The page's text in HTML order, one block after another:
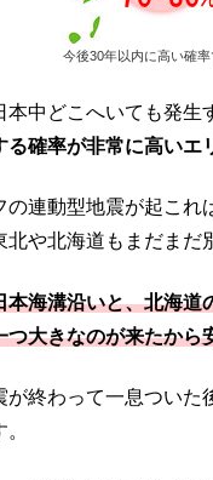
今後30年以内に高い確
本中どこへいても発生
る確率が非常に高いエ
の連動型地震が起これ
北や北海道もまだまだ
本海溝沿いと、北海道
つ大きなのが来たから
が終わって一息ついた